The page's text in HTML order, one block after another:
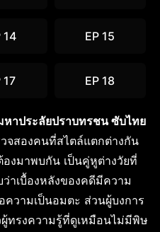
14 EP 15
17 EP 18
าประลัยปราบทรชน ซับไทย
สองคนที่สไตล์แตกต่างกัน
องมาพบกัน เป็นคู่หูต่างวัยที่
าเบื้องหลังของคดีมีความ
ความเป็นอมตะ ส่วนผู้บงการ
ทรงความรู้ที่ดูเหมือนไม่มีพิษ